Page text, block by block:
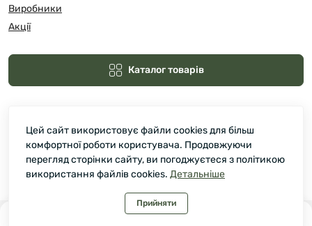
0
Виробники
Акції
Каталог товарів
Зелмарт © 2026
Цей сайт використовує файли cookies для більш
комфортної роботи користувача. Продовжуючи
перегляд сторінки сайту, ви погоджуєтеся з політикою
використання файлів cookies. Детальніше
Прийняти